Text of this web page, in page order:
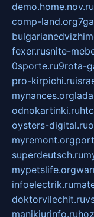
demo.home.nov.ru
comp-land.org
fexer.rusnite-
0sporte.ru9rota-
pro-kirpichi.ru
mynances.org
odnokartinki.ru
oysters-digital.ru
myremont.org
superdeutsch.ru
mypetslife.org
infoelectrik.ru
doktorvilechit.ru
manikjurinfo.ru